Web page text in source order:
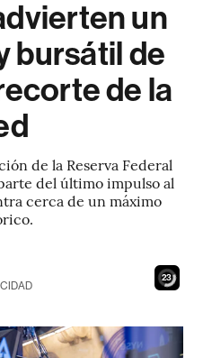
un
bursátil de
de la
de la Reserva Federal
del último impulso al
cerca de un máximo
21